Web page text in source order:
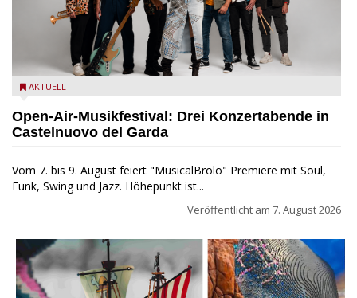
Castelnuovo del Garda: Die "Dirotta su Cuba" zu Gast beim
AKTUELL
Open-Air-Musikfestival: Drei Konzertabende in
Castelnuovo del Garda
Vom 7. bis 9. August feiert "MusicalBrolo" Premiere mit Soul,
Funk, Swing und Jazz. Höhepunkt ist...
Veröffentlicht am 7. August 2026